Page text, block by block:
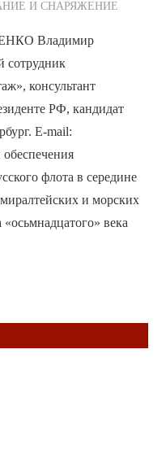
И СНАРЯЖЕНИЕ
Владимир
сотрудник
консультант
РФ, кандидат
E-mail:
флота в середине
и морских
века